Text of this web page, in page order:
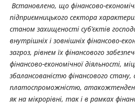
Встановлено, що фінансово-
підприємницького сектора
станом захищеності суб’єктів
внутрішніх і зовнішніх фінансово-
загроз, рівнем їх фінансового
фінансово-економічної діяльності,
збалансованістю фінансового
платоспроможністю,
як на мікрорівні, так і в рамках